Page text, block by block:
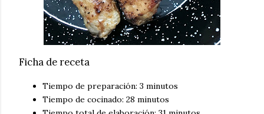
Ficha de receta
Tiempo de preparación: 3 minutos
Tiempo de cocinado: 28 minutos